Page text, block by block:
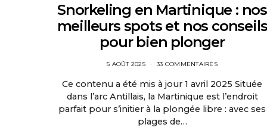
Snorkeling en Martinique : nos
meilleurs spots et nos conseils
pour bien plonger
5 AOÛT 2025 33 COMMENTAIRES
Ce contenu a été mis à jour 1 avril 2025 Située
dans l’arc Antillais, la Martinique est l’endroit
parfait pour s’initier à la plongée libre : avec ses
plages de…